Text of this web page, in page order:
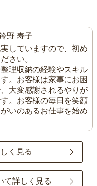
野 寿子
していますので、初め
さい。
理収納の経験やスキル
。お客様は家事にお困
大変感謝されるやりが
。お客様の毎日を笑顔
いのあるお仕事を始め
く見る
て詳しく見る